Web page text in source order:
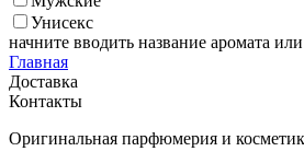
Унисекс
начните вводить название аромата
Главная
Доставка
Контакты
Оригинальная парфюмерия и